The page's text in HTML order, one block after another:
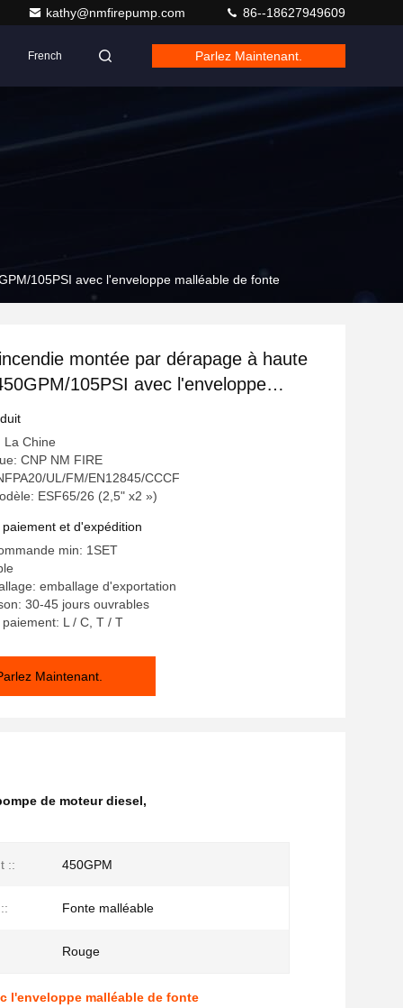
kathy@nmfirepump.com 86--18627949609
French Parlez Maintenant.
105PSI avec l'enveloppe malléable de fonte
montée par dérapage à haute
105PSI avec l'enveloppe
fonte
La Chine
CNP NM FIRE
UL/FM/EN12845/CCCF
ESF65/26 (2,5" x2 »)
et d'expédition
min: 1SET
emballage d'exportation
30-45 jours ouvrables
L / C, T / T
Maintenant.
de moteur diesel,
:: 450GPM
Fonte malléable
Rouge
l'enveloppe malléable de fonte